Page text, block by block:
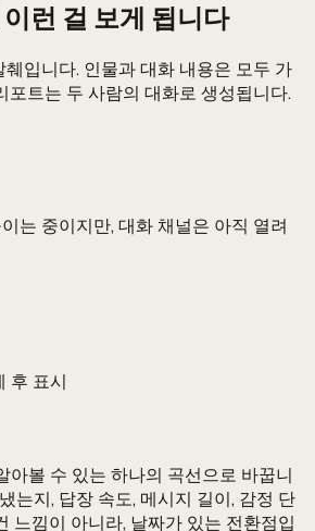
런 걸 보게 됩니다
입니다. 인물과 대화 내용은 모두 가
포트는 두 사람의 대화로 생성됩니다.
는 중이지만, 대화 채널은 아직 열려
후 표시
아볼 수 있는 하나의 곡선으로 바꿉니
는지, 답장 속도, 메시지 길이, 감정 단
느낌이 아니라, 날짜가 있는 전환점입